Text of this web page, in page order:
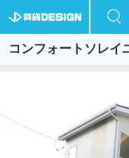
コンフォートソレイ